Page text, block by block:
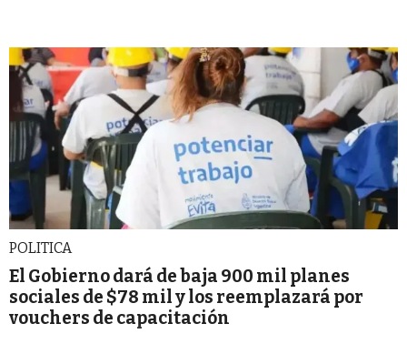
POLITICA
El Gobierno dará de baja 900 mil planes
sociales de $78 mil y los reemplazará por
vouchers de capacitación